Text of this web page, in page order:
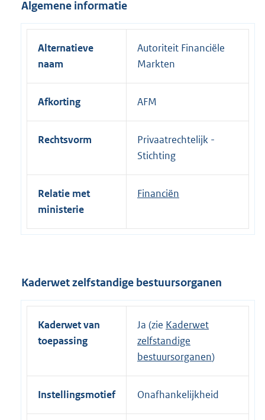
:
e
r
i
k
Algemene informatie
Alternatieve
naam
Autoriteit Financiële
Markten
Afkorting AFM
Rechtsvorm
Privaatrechtelijk -
Stichting
Relatie met
ministerie
Financiën
Kaderwet zelfstandige bestuursorganen
Kaderwet van
toepassing
Ja (zie Kaderwet
zelfstandige
bestuursorganen)
Instellingsmotief Onafhankelijkheid